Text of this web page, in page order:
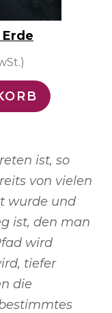
ist, so
von vielen
wurde und
ist, den man
wird
tiefer
die